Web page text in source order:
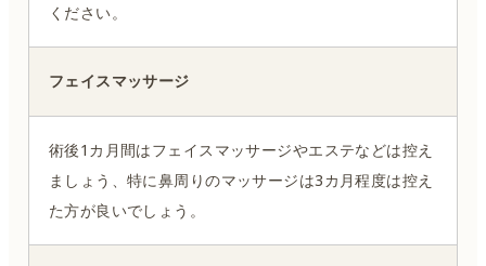
ください。
フェイスマッサージ
術後1カ月間はフェイスマッサージやエステなどは控え
ましょう、特に鼻周りのマッサージは3カ月程度は控え
た方が良いでしょう。